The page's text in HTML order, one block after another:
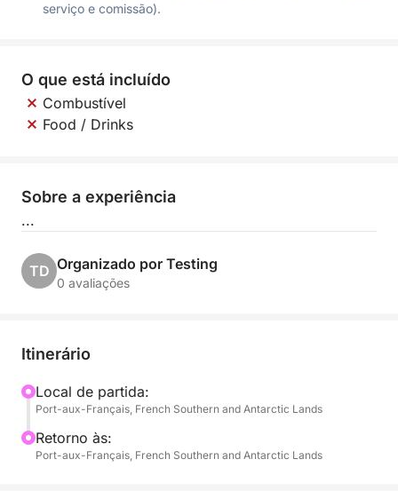
serviço e comissão).
O que está incluído
Combustível
Food / Drinks
Sobre a experiência
...
TD Organizado por Testing
0 avaliações
Itinerário
Local de partida:
Port-aux-Français, French Southern and Antarctic Lands
Retorno às:
Port-aux-Français, French Southern and Antarctic Lands